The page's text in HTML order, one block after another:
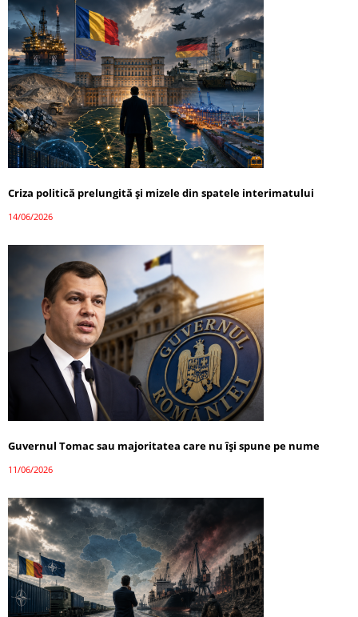
Criza politică prelungită și mizele din spatele interimatului
14/06/2026
Guvernul Tomac sau majoritatea care nu își spune pe nume
11/06/2026